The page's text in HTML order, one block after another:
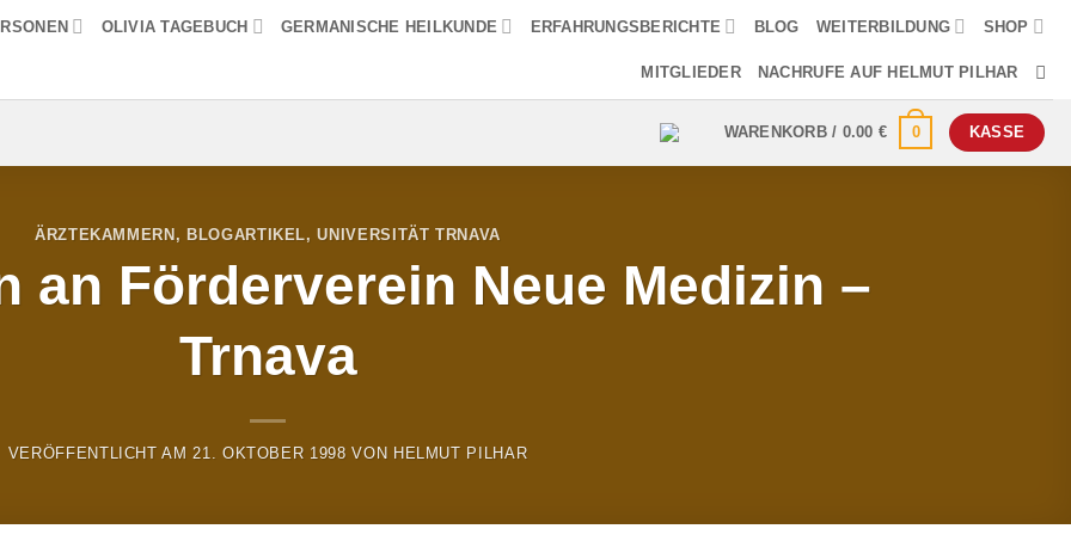
OLIVIA TAGEBUCH GERMANISCHE HEILKUNDE ERFAHRUNGSBERICHTE BLOG WEITERBILDUNG SHOP
MITGLIEDER NACHRUFE AUF HELMUT PILHAR
WARENKORB / 0.00 € 0 KASSE
ÄRZTEKAMMERN , BLOGARTIKEL,UNIVERSITÄT TRNAVA
an Förderverein Neue Medizin –
Trnava
VERÖFFENTLICHT AM21. OKTOBER 1998 VON HELMUT PILHAR